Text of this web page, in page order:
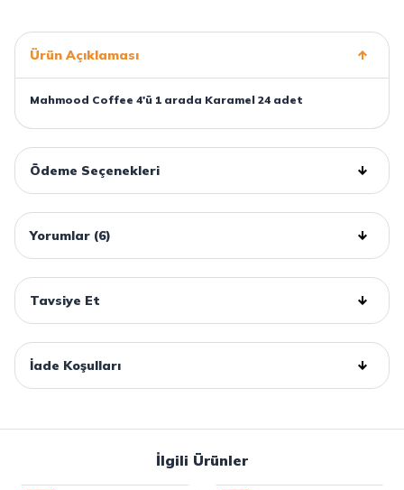
Ürün Açıklaması
Mahmood Coffee 4'ü 1 arada Karamel 24 adet
Ödeme Seçenekleri
Yorumlar (6)
Tavsiye Et
İade Koşulları
İlgili Ürünler